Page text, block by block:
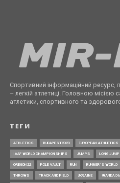
Спортивний інформаційний ресурс,
– легкій атлетиці. Головною місією
атлетики, спортивного та
ТЕГИ
ATHLETICS BUDAPEST2023 EUROPEAN ATHLETICS
IAAF WORLD CHAMPIONSHIPS JUMPS LONG JUMP
OREGON22 POLE VAULT RUN RUNNER’S WORLD
THROWS TRACK AND FIELD UKRAINE WANDA